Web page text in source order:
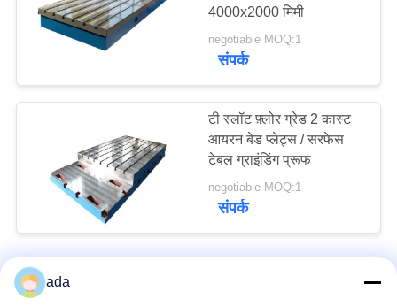
4000x2000 मिमी
negotiable MOQ:1
संपर्क
टी स्लॉट फ़्लोर ग्रेड 2 कास्ट
आयरन बेड प्लेट्स / सरफेस
टेबल ग्राइंडिंग प्रूफ
negotiable MOQ:1
संपर्क
ada